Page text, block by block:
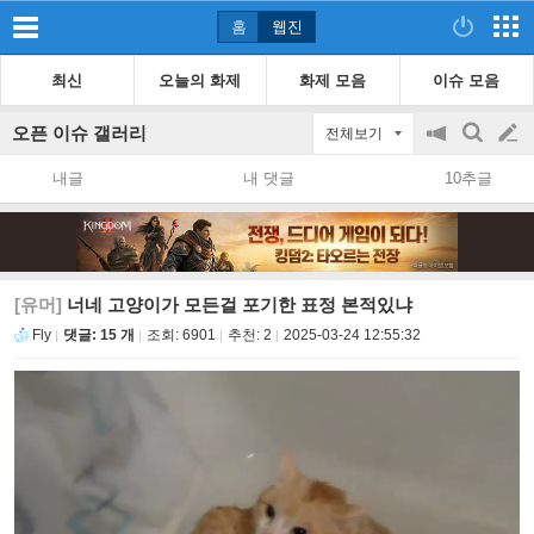
홈 웹진
최신 오늘의 화제 화제 모음 이슈 모음
오픈 이슈 갤러리 전체보기
공
지
on/off
검
색
글
쓰
내글 내 댓글 10추글
[유머] 너네 고양이가 모든걸 포기한 표정 본적있냐
Fly 댓글: 15 개 조회: 6901 추천: 2 2025-03-24 12:55:32